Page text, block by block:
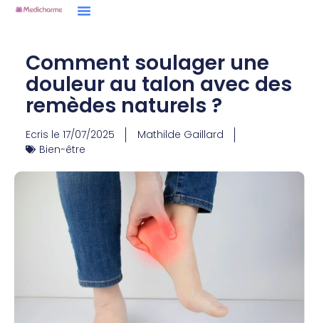
Comment soulager une
douleur au talon avec des
remèdes naturels ?
Ecris le 17/07/2025
Mathilde Gaillard
Bien-être